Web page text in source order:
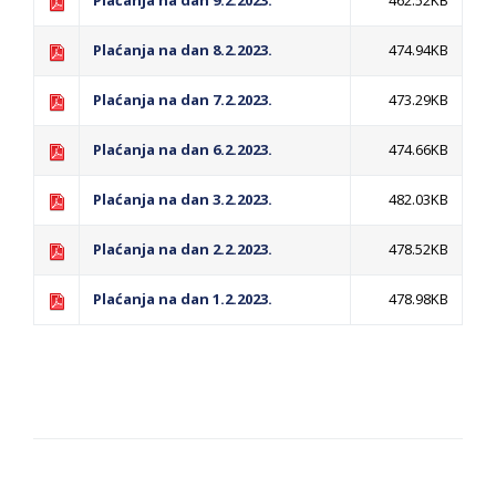
Plaćanja na dan 8.2.2023. 474.94KB
Plaćanja na dan 7.2.2023. 473.29KB
Plaćanja na dan 6.2.2023. 474.66KB
Plaćanja na dan 3.2.2023. 482.03KB
Plaćanja na dan 2.2.2023. 478.52KB
Plaćanja na dan 1.2.2023. 478.98KB